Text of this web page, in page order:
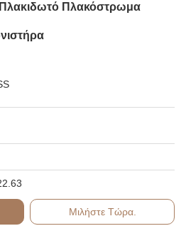
Πλακιδωτό Πλακόστρωμα
Μιλήστε Τώρα.